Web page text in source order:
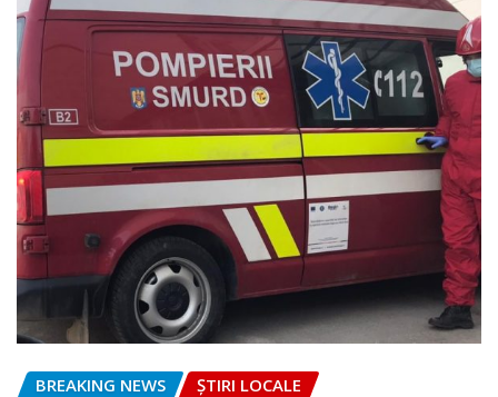
BREAKING NEWS ȘTIRI LOCALE